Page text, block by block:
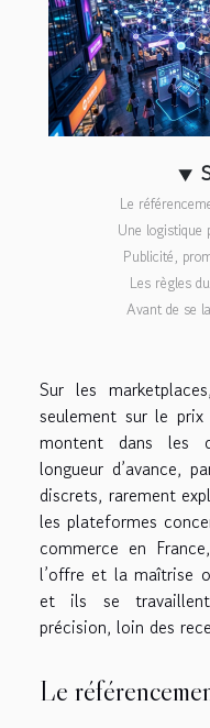
Le
Une logistique
Publicité,
Les règles
Avant de se
Sur les
seulement sur le
montent dans les
longueur d’avance,
discrets, rarement
les plateformes
commerce en
l’offre et la maîtrise
et ils se
précision, loin des
Le